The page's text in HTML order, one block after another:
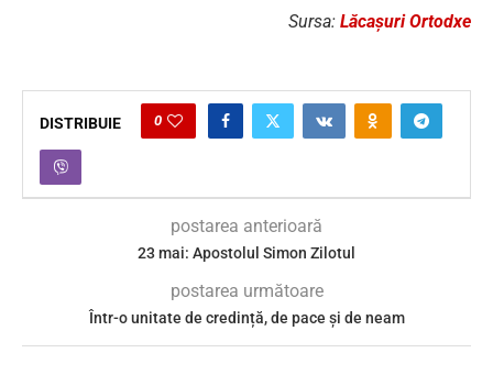
Sursa: Lăcașuri Ortodxe
DISTRIBUIE 0
postarea anterioară
23 mai: Apostolul Simon Zilotul
postarea următoare
Într-o unitate de credință, de pace și de neam